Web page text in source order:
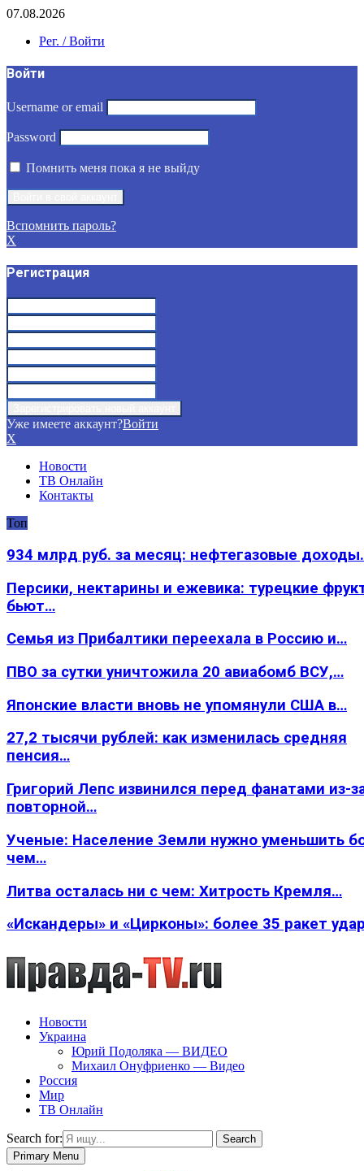
07.08.2026
Рег. / Войти
Войти
Username or email
Password
Помнить меня пока я не выйду
Вспомнить пароль?
X
Регистрация
Уже имеете аккаунт?Войти
X
Новости
ТВ Онлайн
Контакты
Топ
934 млрд руб. за месяц: нефтегазовые
Персики, нектарины и ежевика: турецкие
бьют…
Семья из Прибалтики переехала в Россию и…
ПВО за сутки уничтожила 20 авиабомб ВСУ,…
Японские власти вновь не упомянули США в…
27,2 тысячи рублей: как изменилась средняя
пенсия…
Григорий Лепс извинился перед фанатами из-
повторной…
Ученые: Население Земли нужно уменьшить
чем…
Литва осталась ни с чем: Хитрость Кремля…
«Искандеры» и «Цирконы»: более 35 ракет
Новости
Украина
Юрий Подоляка — ВИДЕО
Михаил Онуфриенко — Видео
Россия
Мир
ТВ Онлайн
Search for:
Search
Primary Menu